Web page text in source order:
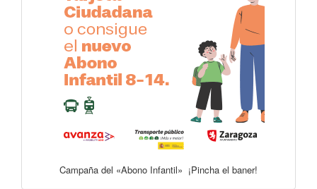
Campaña del «Abono Infantil» ¡Pincha el baner!